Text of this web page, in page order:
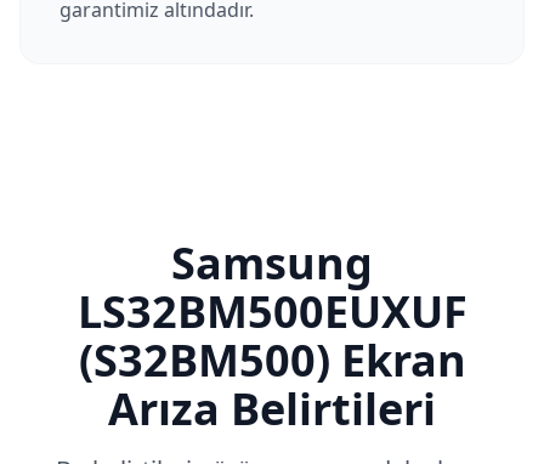
garantimiz altındadır.
Samsung
LS32BM500EUXUF
(S32BM500) Ekran
Arıza Belirtileri